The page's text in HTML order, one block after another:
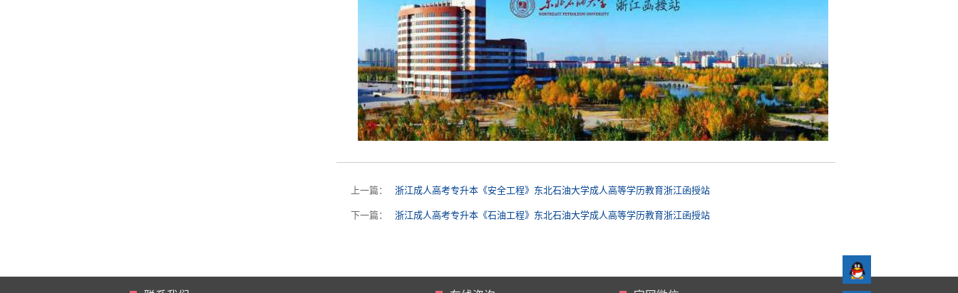
上一篇：
浙江成人高考专升本《安全工程》东北石油大学成人高等学历教育浙江函授站
下一篇：
浙江成人高考专升本《石油工程》东北石油大学成人高等学历教育浙江函授站